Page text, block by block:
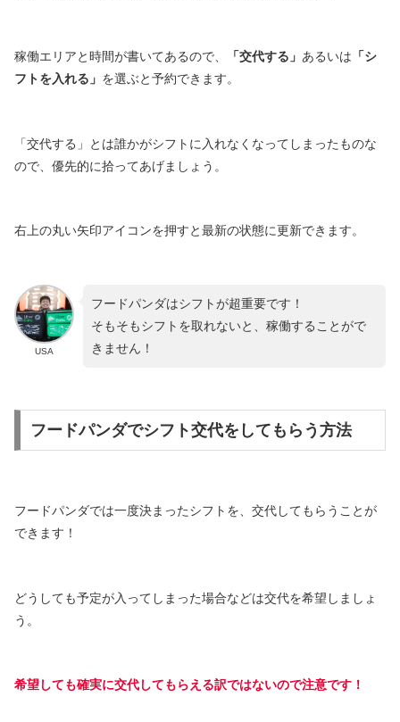
稼働エリアと時間が書いてあるので、 「交代する」 あるいは 「シ
フトを入れる」 を選ぶと予約できます。
「交代する」とは誰かがシフトに入れなくなってしまったものな
ので、優先的に拾ってあげましょう。
右上の丸い矢印アイコンを押すと最新の状態に更新できます。
USA
フードパンダはシフトが超重要です！
そもそもシフトを取れないと、稼働することがで
きません！
フードパンダでシフト交代をしてもらう方法
フードパンダでは一度決まったシフトを、交代してもらうことが
できます！
どうしても予定が入ってしまった場合などは交代を希望しましょ
う。
希望しても確実に交代してもらえる訳ではないので注意です ！